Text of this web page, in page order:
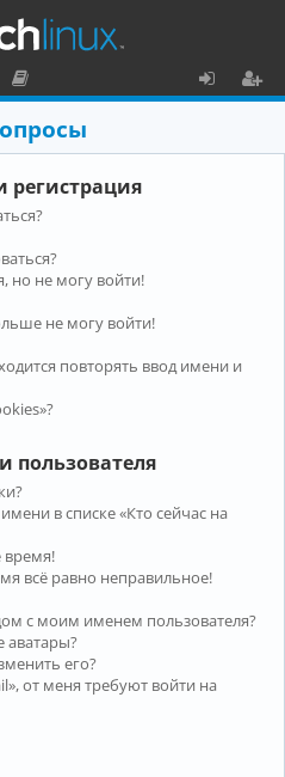
ку
м
е
н
та
ц
и
я
о
и
регистрация
но не могу войти!
не могу войти!
повторять ввод имени и
пользователя
в списке «Кто сейчас на
время!
всё равно неправильное!
с моим именем пользователя?
аватары?
его?
от меня требуют войти на